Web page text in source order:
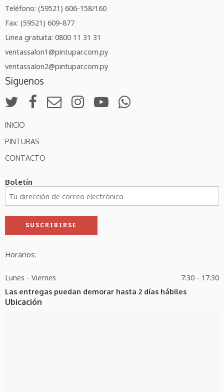
Teléfono: (59521) 606-158/160
Fax: (59521) 609-877
Linea gratuita: 0800 11 31 31
ventassalon1@pintupar.com.py
ventassalon2@pintupar.com.py
Siguenos
INICIO
PINTURAS
CONTACTO
Boletín
Horarios:
Lunes - Viernes 7:30 - 17:30
Las entregas puedan demorar hasta 2 días hábiles
Ubicación